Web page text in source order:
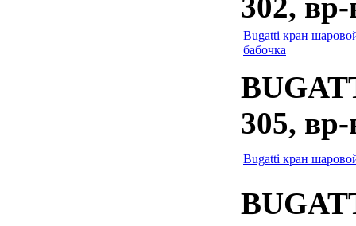
Bugatti кран
бабочка
305,
Bugatti кран